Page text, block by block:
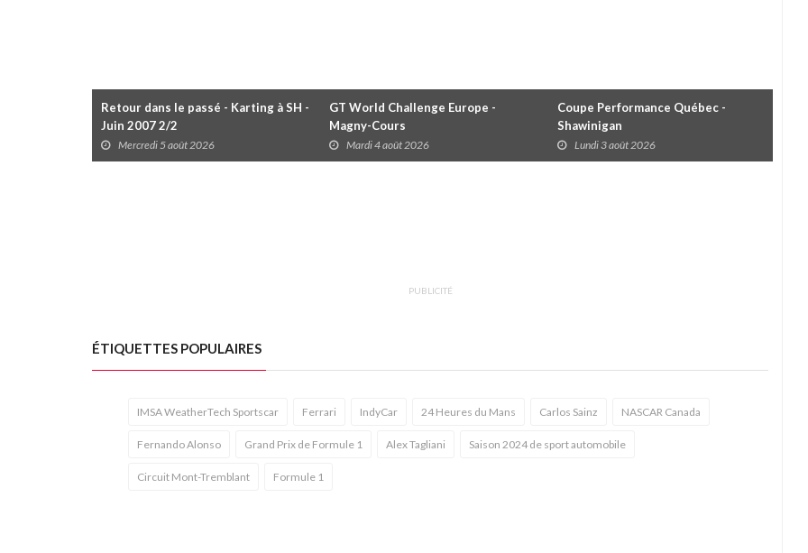
Retour dans le passé - Karting à SH -
Juin 2007 2/2
Mercredi 5 août 2026
GT World Challenge Europe -
Magny-Cours
Mardi 4 août 2026
Coupe Performance Québec -
Shawinigan
Lundi 3 août 2026
PUBLICITÉ
ÉTIQUETTES POPULAIRES
IMSA WeatherTech Sportscar Ferrari IndyCar 24 Heures du Mans Carlos Sainz NASCAR Canada
Fernando Alonso Grand Prix de Formule 1 Alex Tagliani Saison 2024 de sport automobile
Circuit Mont-Tremblant Formule 1